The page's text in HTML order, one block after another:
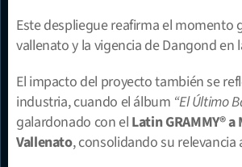
Este despliegue reafirma el momento
vallenato y la vigencia de Dangond en
El impacto del proyecto también se
industria, cuando el álbum “El Último
galardonado con el Latin GRAMMY®
Vallenato, consolidando su relevancia